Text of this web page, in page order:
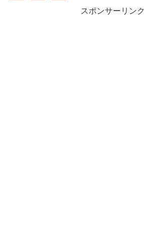
スポンサーリンク